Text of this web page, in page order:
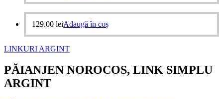
129.00 leiAdaugă în coș
LINKURI ARGINT
PĂIANJEN NOROCOS, LINK SIMPLU
ARGINT